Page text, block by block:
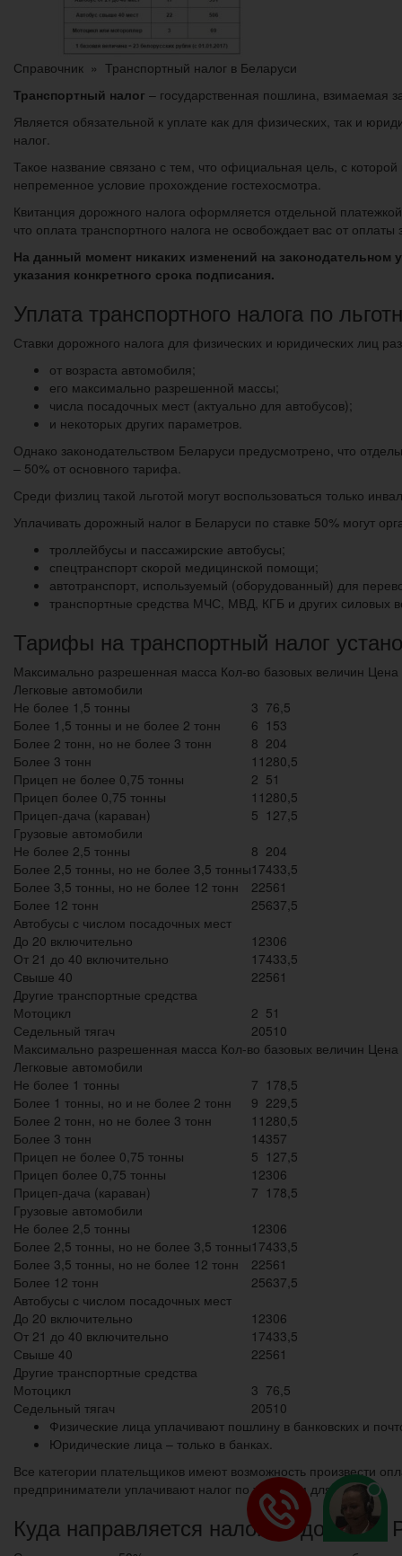
Справочник » Транспортный налог в Беларуси
Транспортный налог – государственная пошлина, взимаемая
Является обязательной к уплате как для физических, так и
налог.
Такое название связано с тем, что официальная цель, с
непременное условие прохождение гостехосмотра.
Квитанция дорожного налога оформляется отдельной
что оплата транспортного налога не освобождает вас от
На данный момент никаких изменений на
указания конкретного срока подписания.
Уплата транспортного налога по
Ставки дорожного налога для физических и юридических лиц
от возраста автомобиля;
его максимально разрешенной массы;
числа посадочных мест (актуально для автобусов);
и некоторых других параметров.
Однако законодательством Беларуси предусмотрено, что
– 50% от основного тарифа.
Среди физлиц такой льготой могут воспользоваться только
Уплачивать дорожный налог в Беларуси по ставке 50% могут
троллейбусы и пассажирские автобусы;
спецтранспорт скорой медицинской помощи;
автотранспорт, используемый (оборудованный) для
транспортные средства МЧС, МВД, КГБ и других силовых
Тарифы на транспортный налог
Максимально разрешенная масса Кол-во базовых величин Цена
Легковые автомобили
Не более 1,5 тонны
3 76,5
Более 1,5 тонны и не более 2 тонн
6 153
Более 2 тонн, но не более 3 тонн
8 204
Более 3 тонн
11 280,5
Прицеп не более 0,75 тонны
2 51
Прицеп более 0,75 тонны
11 280,5
Прицеп-дача (караван)
5 127,5
Грузовые автомобили
Не более 2,5 тонны
8 204
Более 2,5 тонны, но не более 3,5 тонны17433,5
Более 3,5 тонны, но не более 12 тонн
22561
Более 12 тонн
25637,5
Автобусы с числом посадочных мест
До 20 включительно
12306
От 21 до 40 включительно
17433,5
Свыше 40
22561
Другие транспортные средства
Мотоцикл
2 51
Седельный тягач
20510
Максимально разрешенная масса Кол-во базовых величин Цена
Легковые автомобили
Не более 1 тонны
7 178,5
Более 1 тонны, но и не более 2 тонн
9 229,5
Более 2 тонн, но не более 3 тонн
11 280,5
Более 3 тонн
14357
Прицеп не более 0,75 тонны
5 127,5
Прицеп более 0,75 тонны
12306
Прицеп-дача (караван)
7 178,5
Грузовые автомобили
Не более 2,5 тонны
12306
Более 2,5 тонны, но не более 3,5 тонны17433,5
Более 3,5 тонны, но не более 12 тонн
22561
Более 12 тонн
25637,5
Автобусы с числом посадочных мест
До 20 включительно
12306
От 21 до 40 включительно
17433,5
Свыше 40
22561
Другие транспортные средства
Мотоцикл
3 76,5
Седельный тягач
20510
Физические лица уплачивают пошлину в банковских и
Юридические лица – только в банках.
Все категории плательщиков имеют возможность произвести
предприниматели уплачивают налог по тарифам для физлиц.
Куда направляется налог на дороги в